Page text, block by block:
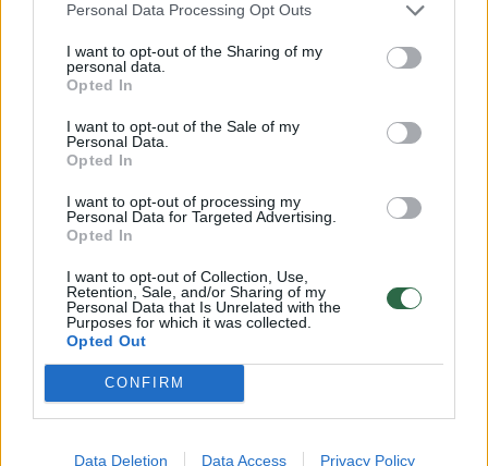
Personal Data Processing Opt Outs
I want to opt-out of the Sharing of my
personal data.
Opted In
I want to opt-out of the Sale of my
Personal Data.
Opted In
I want to opt-out of processing my
Personal Data for Targeted Advertising.
Opted In
I want to opt-out of Collection, Use,
Retention, Sale, and/or Sharing of my
Personal Data that Is Unrelated with the
Purposes for which it was collected.
Opted Out
CONFIRM
Data Deletion Data Access Privacy Policy
perėjos, viską greitai išsiaiškino,.
„Joks eismo įvykis nebuvo forminamas“, –
teigė pareigūnai.
Greitosios pagalbos medikai pranešė
naujienų portalui
kviečiami į Raudondvarį dėl pėsčiosios –
moteris būklė tikriausiai netrukus pagerėjo.
Raudondvaris Kaunas